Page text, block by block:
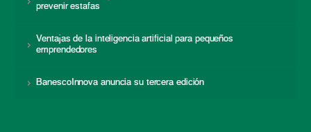
prevenir estafas
Ventajas de la inteligencia artificial para pequeños
emprendedores
BanescoInnova anuncia su tercera edición